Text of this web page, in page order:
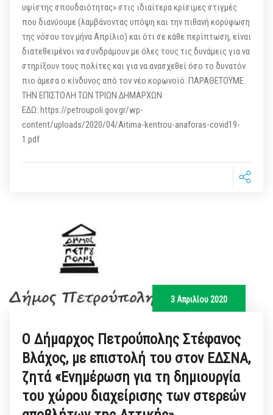
υψίστης σπουδαιότητας» στις ιδιαίτερα κρίσιμες στιγμές
που διανύουμε (λαμβάνοντας υπόψη και την πιθανή κορύφωση
της νόσου τον μήνα Απρίλιο) και ότι σε κάθε περίπτωση, είναι
διατεθειμένοι να συνδράμουν με όλες τους τις δυνάμεις για να
στηρίξουν τους πολίτες και για να ανασχεθεί όσο το δυνατόν
πιο άμεσα ο κίνδυνος από τον νέο κορωνοϊό. ΠΑΡΑΘΕΤΟΥΜΕ
ΤΗΝ ΕΠΙΣΤΟΛΗ ΤΩΝ ΤΡΙΩΝ ΔΗΜΑΡΧΩΝ
ΕΔΩ: https://petroupoli.gov.gr/wp-
content/uploads/2020/04/Aitima-kentrou-anaforas-covid19-
1.pdf
3 Απριλίου 2020
Ο Δήμαρχος Πετρούπολης Στέφανος
Βλάχος, με επιστολή του στον ΕΔΣΝΑ,
ζητά «Ενημέρωση για τη δημιουργία
του χώρου διαχείρισης των στερεών